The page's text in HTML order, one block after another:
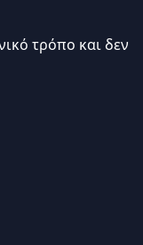
τρόπο και δεν